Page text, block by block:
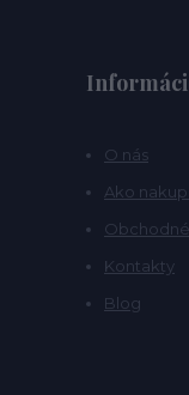
O nás
Ako
Kontakty
Blog